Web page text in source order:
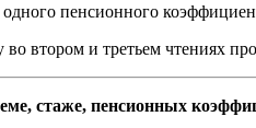
пенсионного
во втором и третьем чтениях
стаже, пенсионных